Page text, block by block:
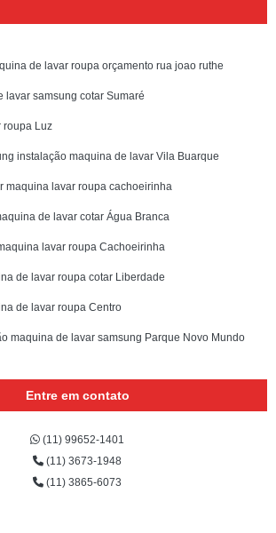
de lavar roupa orçamento rua joao ruthe
lavar samsung cotar Sumaré
roupa Luz
instalação maquina de lavar Vila Buarque
maquina lavar roupa cachoeirinha
de lavar cotar Água Branca
lavar roupa Cachoeirinha
de lavar roupa cotar Liberdade
de lavar roupa Centro
maquina de lavar samsung Parque Novo Mundo
Entre em contato
(11) 99652-1401
(11) 3673-1948
(11) 3865-6073